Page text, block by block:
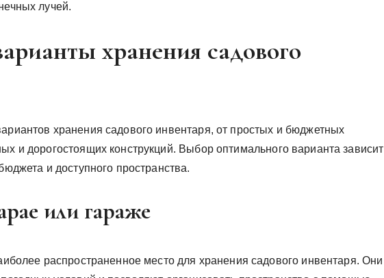
лучей.
хранения садового
хранения садового инвентаря, от простых и бюджетных
и дорогостоящих конструкций. Выбор оптимального варианта зависит
и доступного пространства.
или гараже
распространенное место для хранения садового инвентаря. Они